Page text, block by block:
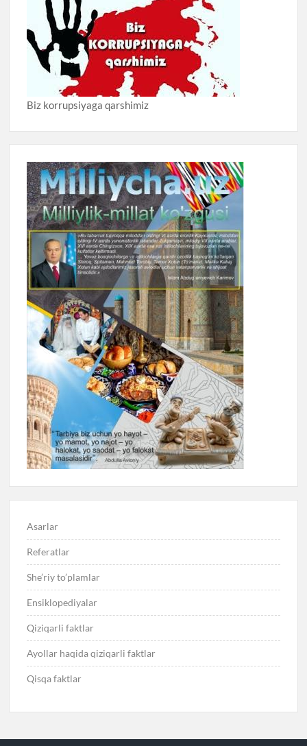
Biz korrupsiyaga qarshimiz
Asarlar
Referatlar
She’riy to’plamlar
Ensiklopediyalar
Qiziqarli faktlar
Ayollar haqida qiziqarli faktlar
Qisqa faktlar